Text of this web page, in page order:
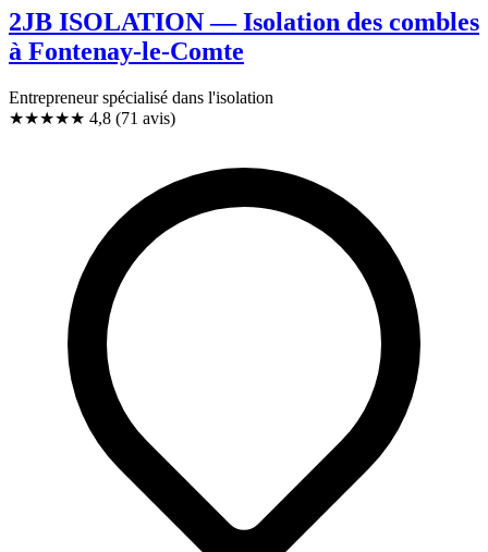
2JB ISOLATION — Isolation des combles
à Fontenay-le-Comte
Entrepreneur spécialisé dans l'isolation
★★★★★ 4,8 (71 avis)